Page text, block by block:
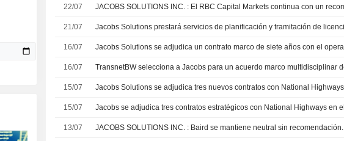
22/07
21/07
16/07
16/07
15/07
15/07
13/07 JACOBS SOLUTIONS INC. : Baird se mantiene neutral sin recomendación.